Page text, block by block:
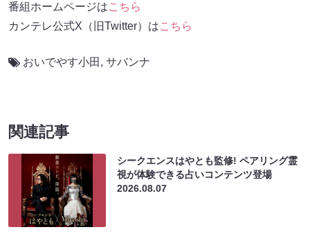
番組ホームページはこちら
カンテレ公式X（旧Twitter）はこちら
おいでやす小田 , サバンナ
関連記事
シークエンスはやとも監修! ペアリング霊
視が体験できる占いコンテンツ登場
2026.08.07